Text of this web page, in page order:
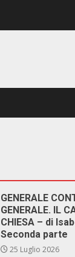
GENERALE
GENERALE. IL
CHIESA – di
Seconda parte
25 Luglio 2026